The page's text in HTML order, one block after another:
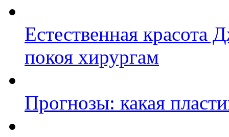
Естественная красота
покоя хирургам
Прогнозы: какая